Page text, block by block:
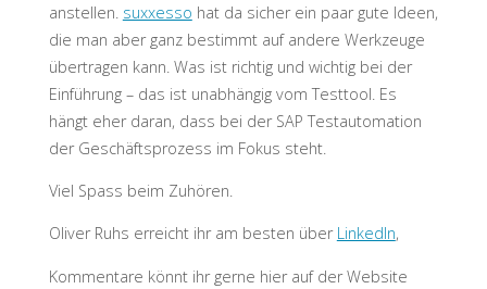
anstellen. suxxesso hat da sicher ein paar gute Ideen,
die man aber ganz bestimmt auf andere Werkzeuge
übertragen kann. Was ist richtig und wichtig bei der
Einführung – das ist unabhängig vom Testtool. Es
hängt eher daran, dass bei der SAP Testautomation
der Geschäftsprozess im Fokus steht.
Viel Spass beim Zuhören.
Oliver Ruhs erreicht ihr am besten über LinkedIn,
Kommentare könnt ihr gerne hier auf der Website